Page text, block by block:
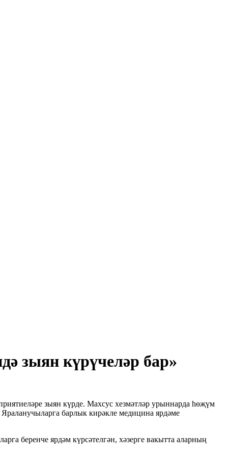
зыян күрүчеләр бар»
зыян күрде. Махсус хезмәтләр урыннарда һөҗүм
барлык кирәкле медицина ярдәме
беренче ярдәм күрсәтелгән, хәзерге вакытта аларның